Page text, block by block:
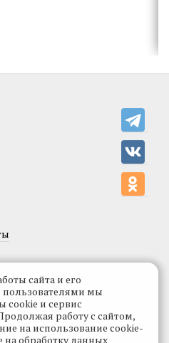
сайта и его
пользователями мы
cookie и сервис
работу с сайтом,
на использование cookie-
на обработку данных